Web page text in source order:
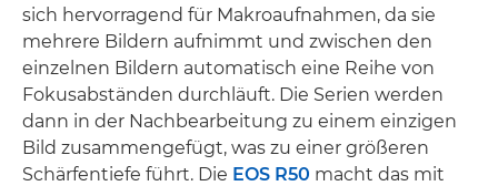
sich hervorragend für Makroaufnahmen, da sie
mehrere Bildern aufnimmt und zwischen den
einzelnen Bildern automatisch eine Reihe von
Fokusabständen durchläuft. Die Serien werden
dann in der Nachbearbeitung zu einem einzigen
Bild zusammengefügt, was zu einer größeren
Schärfentiefe führt. Die EOS R50 macht das mit